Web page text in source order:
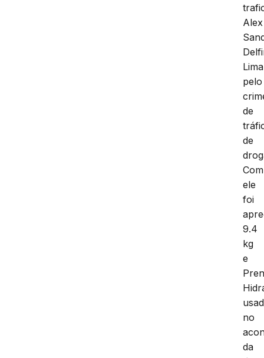
Alex
pelo
de
de
Com
ele
foi
9.4
kg
e
no
da